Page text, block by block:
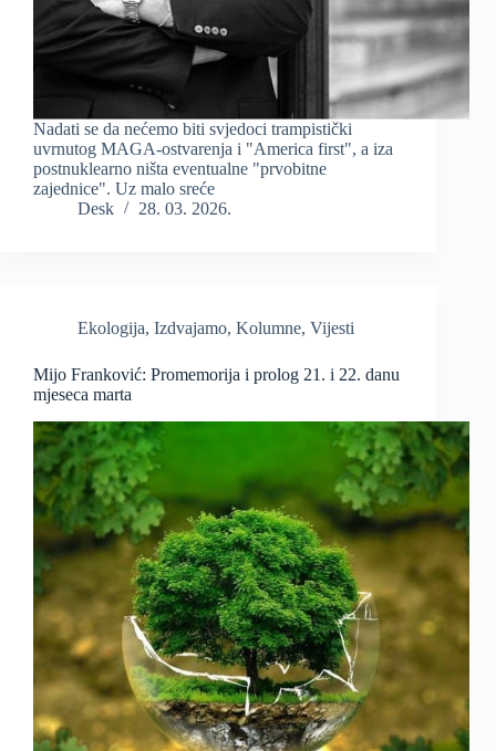
Nadati se da nećemo biti svjedoci trampistički
uvrnutog MAGA-ostvarenja i "America first", a iza
postnuklearno ništa eventualne "prvobitne
zajednice". Uz malo sreće
Desk
28. 03. 2026.
Ekologija, Izdvajamo, Kolumne, Vijesti
Mijo Franković: Promemorija i prolog 21. i 22. danu
mjeseca marta